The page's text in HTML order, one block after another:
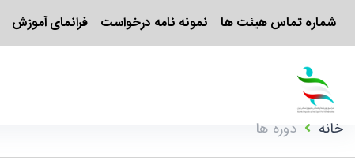
شماره تماس هیئت ها نمونه نامه درخواست فرانمای آموزش
خانه دوره ها